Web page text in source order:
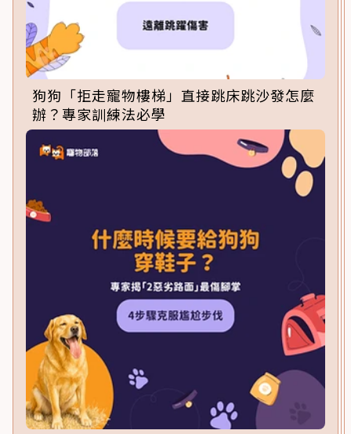
狗狗「拒走寵物樓梯」直接跳床跳沙發怎麼
辦？專家訓練法必學